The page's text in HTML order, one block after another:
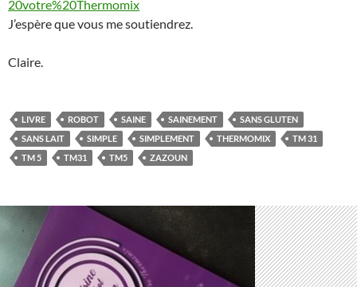
20votre%20Thermomix
J’espère que vous me soutiendrez.
Claire.
LIVRE ROBOT SAINE SAINEMENT
SANS GLUTEN
SANS LAIT
SIMPLE SIMPLEMENT THERMOMIX
TM 31
TM 5
TM31 TM5 ZAZOUN